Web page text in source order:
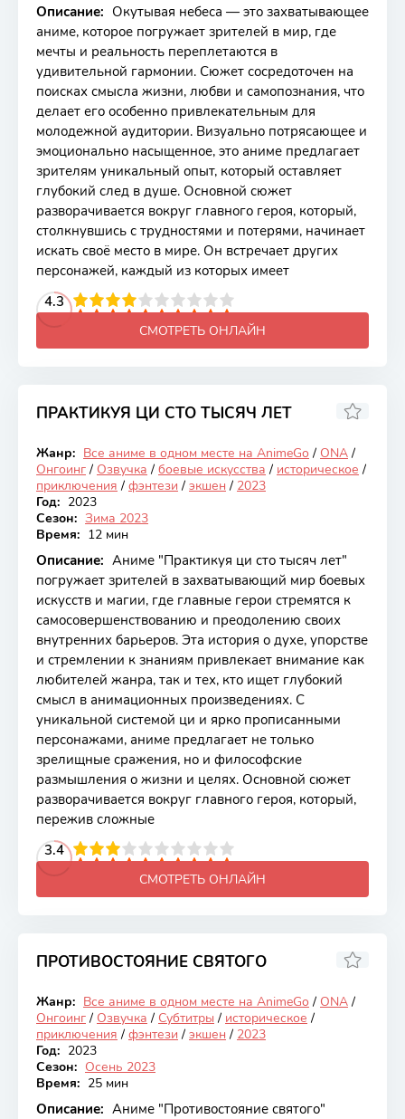
Описание: Окутывая небеса — это захватывающее
аниме, которое погружает зрителей в мир, где
мечты и реальность переплетаются в
удивительной гармонии. Сюжет сосредоточен на
поисках смысла жизни, любви и самопознания, что
делает его особенно привлекательным для
молодежной аудитории. Визуально потрясающее и
эмоционально насыщенное, это аниме предлагает
зрителям уникальный опыт, который оставляет
глубокий след в душе. Основной сюжет
разворачивается вокруг главного героя, который,
столкнувшись с трудностями и потерями, начинает
искать своё место в мире. Он встречает других
персонажей, каждый из которых имеет
4.3
4 5 6 7 8 9 10
СМОТРЕТЬ ОНЛАЙН
ПРАКТИКУЯ ЦИ СТО ТЫСЯЧ ЛЕТ
Онгоинг
7.41
Жанр: Все аниме в одном месте на AnimeGo / ONA /
Онгоинг / Озвучка / боевые искусства / историческое /
приключения / фэнтези / экшен / 2023
Год: 2023
Сезон: Зима 2023
Время: 12 мин
Описание: Аниме "Практикуя ци сто тысяч лет"
погружает зрителей в захватывающий мир боевых
искусств и магии, где главные герои стремятся к
самосовершенствованию и преодолению своих
внутренних барьеров. Эта история о духе, упорстве
и стремлении к знаниям привлекает внимание как
любителей жанра, так и тех, кто ищет глубокий
смысл в анимационных произведениях. С
уникальной системой ци и ярко прописанными
персонажами, аниме предлагает не только
зрелищные сражения, но и философские
размышления о жизни и целях. Основной сюжет
разворачивается вокруг главного героя, который,
пережив сложные
3.4
4 5 6 7 8 9 10
СМОТРЕТЬ ОНЛАЙН
ПРОТИВОСТОЯНИЕ СВЯТОГО
Онгоинг
8.49
Жанр: Все аниме в одном месте на AnimeGo / ONA /
Онгоинг / Озвучка / Субтитры / историческое /
приключения / фэнтези / экшен / 2023
Год: 2023
Сезон: Осень 2023
Время: 25 мин
Описание: Аниме "Противостояние святого"